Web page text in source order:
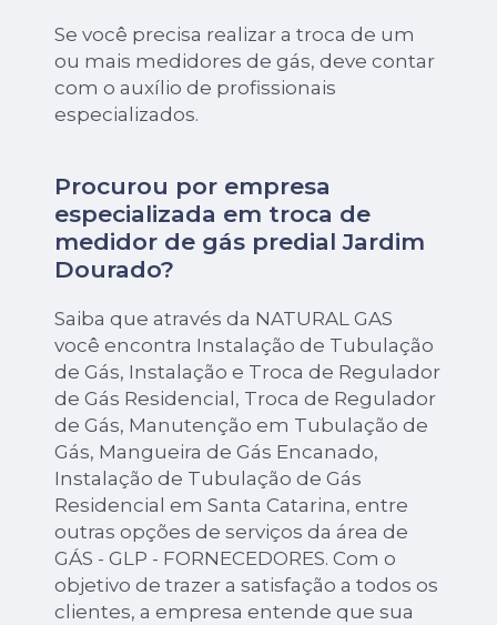
Se você precisa realizar a troca de um
ou mais medidores de gás, deve contar
com o auxílio de profissionais
especializados.
Procurou por empresa
especializada em troca de
medidor de gás predial Jardim
Dourado?
Saiba que através da NATURAL GAS
você encontra Instalação de Tubulação
de Gás, Instalação e Troca de Regulador
de Gás Residencial, Troca de Regulador
de Gás, Manutenção em Tubulação de
Gás, Mangueira de Gás Encanado,
Instalação de Tubulação de Gás
Residencial em Santa Catarina, entre
outras opções de serviços da área de
GÁS - GLP - FORNECEDORES. Com o
objetivo de trazer a satisfação a todos os
clientes, a empresa entende que sua